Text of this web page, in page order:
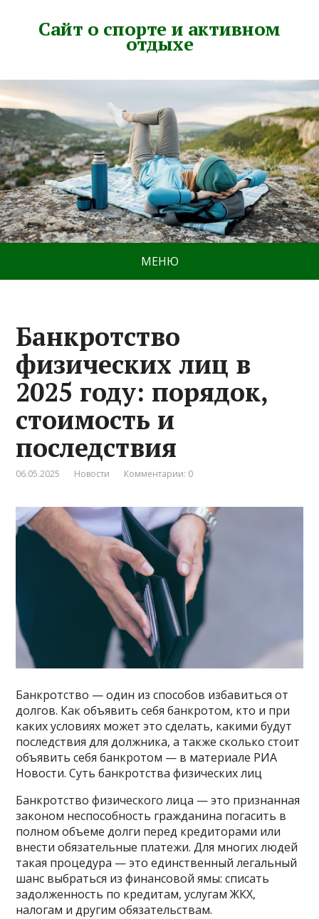
Сайт о спорте и активном
отдыхе
МЕНЮ
Банкротство
физических лиц в
2025 году: порядок,
стоимость и
последствия
06.05.2025 Новости Комментарии: 0
Банкротство — один из способов избавиться от
долгов. Как объявить себя банкротом, кто и при
каких условиях может это сделать, какими будут
последствия для должника, а также сколько стоит
объявить себя банкротом — в материале РИА
Новости. Суть банкротства физических лиц
Банкротство физического лица — это признанная
законом неспособность гражданина погасить в
полном объеме долги перед кредиторами или
внести обязательные платежи. Для многих людей
такая процедура — это единственный легальный
шанс выбраться из финансовой ямы: списать
задолженность по кредитам, услугам ЖКХ,
налогам и другим обязательствам.